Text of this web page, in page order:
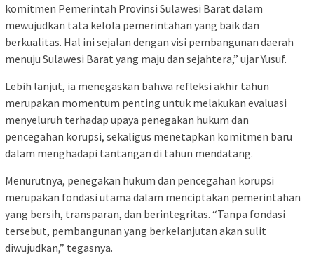
komitmen Pemerintah Provinsi Sulawesi Barat dalam
mewujudkan tata kelola pemerintahan yang baik dan
berkualitas. Hal ini sejalan dengan visi pembangunan daerah
menuju Sulawesi Barat yang maju dan sejahtera,” ujar Yusuf.
Lebih lanjut, ia menegaskan bahwa refleksi akhir tahun
merupakan momentum penting untuk melakukan evaluasi
menyeluruh terhadap upaya penegakan hukum dan
pencegahan korupsi, sekaligus menetapkan komitmen baru
dalam menghadapi tantangan di tahun mendatang.
Menurutnya, penegakan hukum dan pencegahan korupsi
merupakan fondasi utama dalam menciptakan pemerintahan
yang bersih, transparan, dan berintegritas. “Tanpa fondasi
tersebut, pembangunan yang berkelanjutan akan sulit
diwujudkan,” tegasnya.